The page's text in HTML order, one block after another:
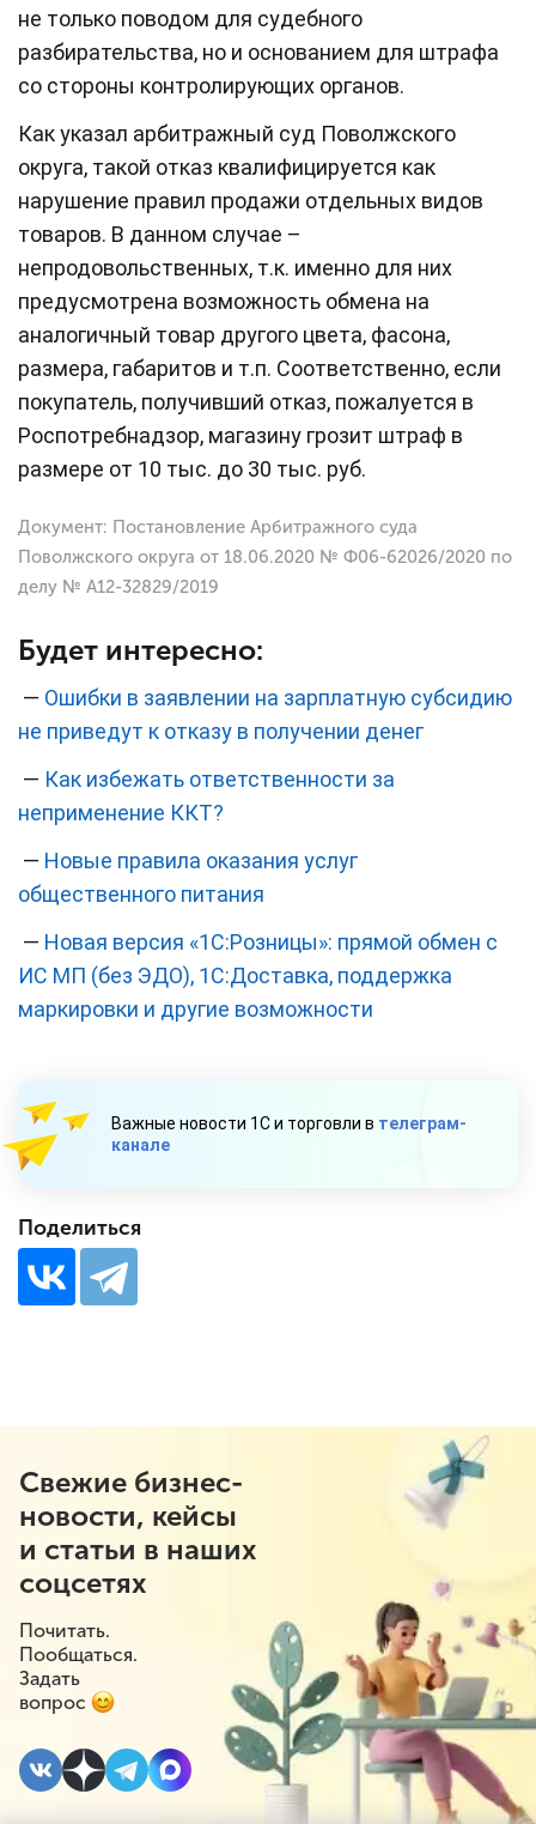
не только поводом для судебного
разбирательства, но и основанием для штрафа
со стороны контролирующих органов.
Как указал арбитражный суд Поволжского
округа, такой отказ квалифицируется как
нарушение правил продажи отдельных видов
товаров. В данном случае –
непродовольственных, т.к. именно для них
предусмотрена возможность обмена на
аналогичный товар другого цвета, фасона,
размера, габаритов и т.п. Соответственно, если
покупатель, получивший отказ, пожалуется в
Роспотребнадзор, магазину грозит штраф в
размере от 10 тыс. до 30 тыс. руб.
Документ: Постановление Арбитражного суда
Поволжского округа от 18.06.2020 № Ф06-62026/2020 по
делу № А12-32829/2019
Будет интересно:
— Ошибки в заявлении на зарплатную субсидию
не приведут к отказу в получении денег
— Как избежать ответственности за
неприменение ККТ?
— Новые правила оказания услуг
общественного питания
— Новая версия «1С:Розницы»: прямой обмен с
ИС МП (без ЭДО), 1С:Доставка, поддержка
маркировки и другие возможности
Важные новости 1С и торговли в телеграм-
канале
Поделиться
Свежие бизнес-
новости, кейсы
и статьи в наших
соцсетях
Почитать.
Пообщаться.
Задать
вопрос